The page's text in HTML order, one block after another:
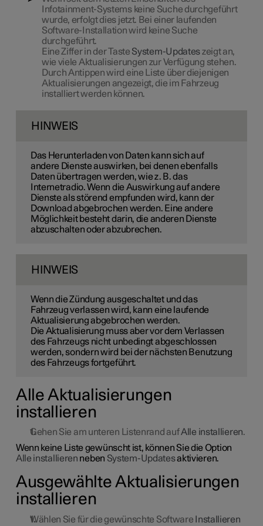
Infotainment-Systems keine Suche durchgeführt
wurde, erfolgt dies jetzt. Bei einer laufenden
Software-Installation wird keine Suche
durchgeführt.
Eine Ziffer in der Taste System-Updateszeigt an,
wie viele Aktualisierungen zur Verfügung stehen.
Durch Antippen wird eine Liste über diejenigen
Aktualisierungen angezeigt, die im Fahrzeug
installiert werden können.
HINWEIS
Das Herunterladen von Daten kann sich auf
andere Dienste auswirken, bei denen ebenfalls
Daten übertragen werden, wie z. B. das
Internetradio. Wenn die Auswirkung auf andere
Dienste als störend empfunden wird, kann der
Download abgebrochen werden. Eine andere
Möglichkeit besteht darin, die anderen Dienste
abzuschalten oder abzubrechen.
HINWEIS
Wenn die Zündung ausgeschaltet und das
Fahrzeug verlassen wird, kann eine laufende
Aktualisierung abgebrochen werden.
Die Aktualisierung muss aber vor dem Verlassen
des Fahrzeugs nicht unbedingt abgeschlossen
werden, sondern wird bei der nächsten Benutzung
des Fahrzeugs fortgeführt.
Alle Aktualisierungen
installieren
Gehen Sie am unteren Listenrand aufAlle installieren.
Wenn keine Liste gewünscht ist, können Sie die Option
Alle installieren neben System-Updatesaktivieren.
Ausgewählte Aktualisierungen
installieren
Wählen Sie für die gewünschte Software Installieren